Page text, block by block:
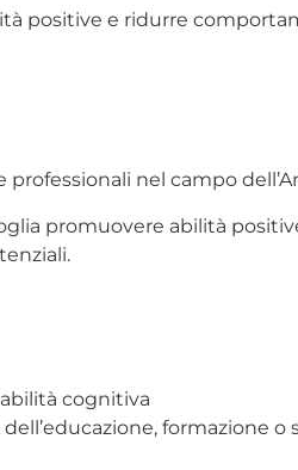
positive e ridurre
nel campo
promuovere abilità
cognitiva
formazione